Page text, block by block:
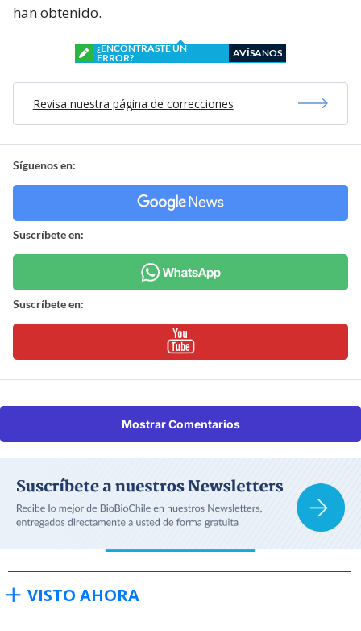
han obtenido.
¿ENCONTRASTE UN
ERROR?
AVÍSANOS
Revisa nuestra página de correcciones
Síguenos en:
Suscríbete en:
Suscríbete en:
Mostrar Comentarios
VISTO AHORA